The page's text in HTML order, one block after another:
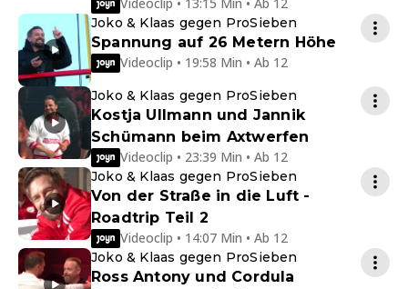
Videoclip • 13:15 Min • Ab 12
Joko & Klaas gegen ProSieben
Spannung auf 26 Metern Höhe
Videoclip • 19:58 Min • Ab 12
Joko & Klaas gegen ProSieben
Kostja Ullmann und Jannik
Schümann beim Axtwerfen
Videoclip • 23:39 Min • Ab 12
Joko & Klaas gegen ProSieben
Von der Straße in die Luft -
Roadtrip Teil 2
Videoclip • 14:07 Min • Ab 12
Joko & Klaas gegen ProSieben
Ross Antony und Cordula